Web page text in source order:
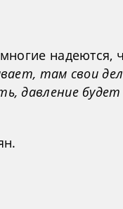
надеются,
там свои
давление будет